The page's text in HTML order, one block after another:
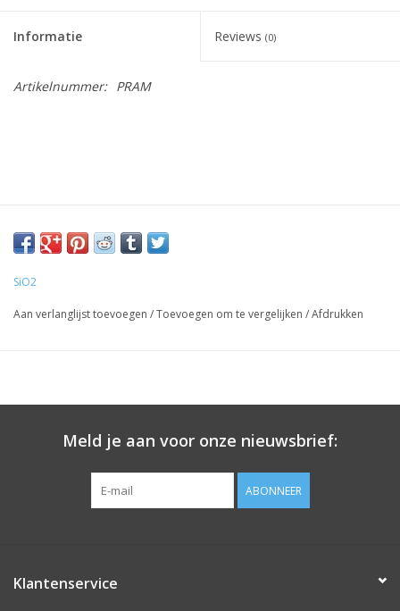
Informatie Reviews (0)
Artikelnummer: PRAM
SiO2
Aan verlanglijst toevoegen /Toevoegen om te vergelijken /Afdrukken
Meld je aan voor onze nieuwsbrief:
ABONNEER
Klantenservice